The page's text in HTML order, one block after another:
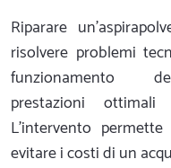
Riparare
risolvere problemi
funzionamento
prestazioni
L'intervento
evitare i costi di un